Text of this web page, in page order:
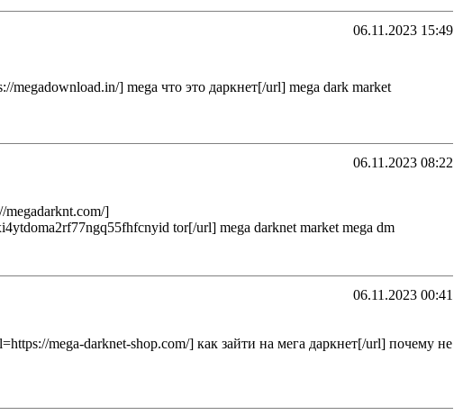
06.11.2023 15:49
megadownload.in/] mega что это даркнет[/url] mega dark market
06.11.2023 08:22
megadarknt.com/]
tor[/url] mega darknet market mega dm
06.11.2023 00:41
mega-darknet-shop.com/] как зайти на мега даркнет[/url] почему не